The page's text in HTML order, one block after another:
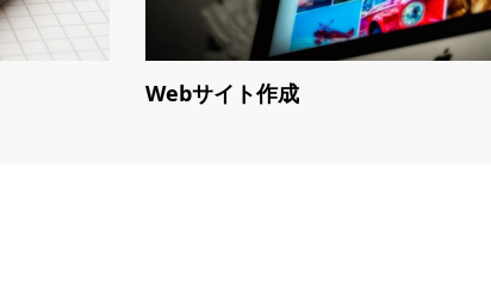
Webサイト作成